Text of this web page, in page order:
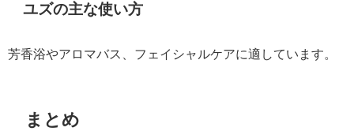
ユズの主な使い方
芳香浴やアロマバス、フェイシャルケアに適しています。
まとめ